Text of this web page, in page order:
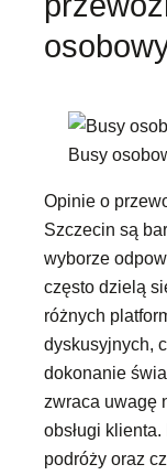
Busy
Opinie o
Szczecin są
wyborze
często dzielą
różnych
dyskusyjnych,
dokonanie
zwraca uwagę
obsługi
podróży oraz